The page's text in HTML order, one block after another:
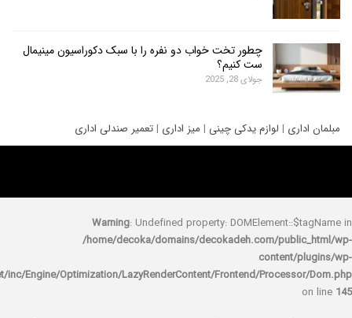
چطور تخت خواب دو نفره را با سبک دکوراسیون مینیمال
ست کنیم؟
جولای 28, 2025
|لوازم یدکی چینی|میز اداری| تعمیر صندلی اداری
Warning: Undefined property:
/home/decoka/domains/decokadeh.com/
rocket/inc/Engine/Optimization/LazyRenderContent/Frontend/